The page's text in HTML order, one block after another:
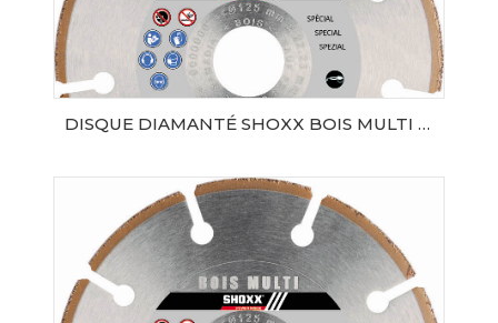
DISQUE DIAMANTÉ SHOXX BOIS MULTI Ø125 AL.22,23 SAMEDIA
AJOUTER AU PANIER